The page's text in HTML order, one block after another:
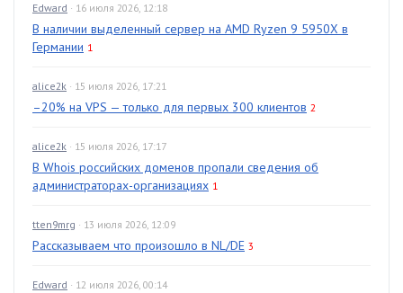
Edward · 16 июля 2026, 12:18
В наличии выделенный сервер на AMD Ryzen 9 5950X в
Германии 1
alice2k · 15 июля 2026, 17:21
–20% на VPS — только для первых 300 клиентов 2
alice2k · 15 июля 2026, 17:17
В Whois российских доменов пропали сведения об
администраторах-организациях 1
tten9mrg · 13 июля 2026, 12:09
Рассказываем что произошло в NL/DE 3
Edward · 12 июля 2026, 00:14